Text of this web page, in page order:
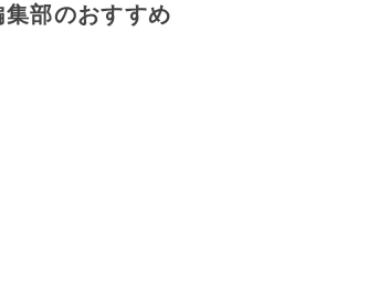
集部のおすすめ